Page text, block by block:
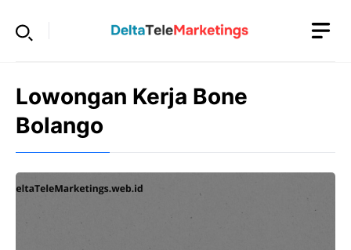
Lowongan Kerja Bone
Bolango